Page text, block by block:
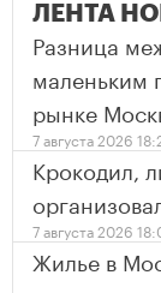
ЛЕНТА
Разница
маленьким
рынке
7 августа 2026
Крокодил,
7 августа 2026
Жилье в